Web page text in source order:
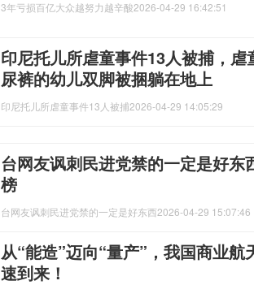
3年亏损百亿大众越努力越辛酸2026-04-29 16:42:51
印尼托儿所虐童事件13人被捕，
尿裤的幼儿双脚被捆躺在地上
印尼托儿所虐童事件13人被捕2026-04-29 14:05:29
台网友讽刺民进党禁的一定是好东
榜
台网友讽刺民进党禁的一定是好东西2026-04-29 15:07:46
从“能造”迈向“量产”，我国商业航
速到来！